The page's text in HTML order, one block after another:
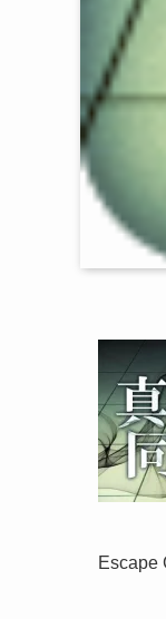
Escape